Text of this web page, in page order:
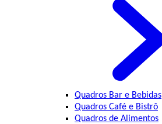
Quadros Bar e Bebidas
Quadros Café e Bistrô
Quadros de Alimentos